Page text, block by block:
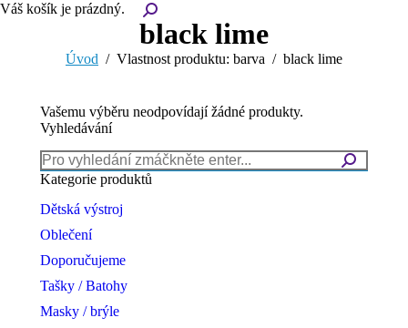
Váš košík je prázdný.
Search:
black lime
You are here:
Úvod Vlastnost produktu: barva black lime
Vašemu výběru neodpovídají žádné produkty.
Vyhledávání
Search:
Kategorie produktů
Dětská výstroj
Oblečení
Doporučujeme
Tašky / Batohy
Masky / brýle